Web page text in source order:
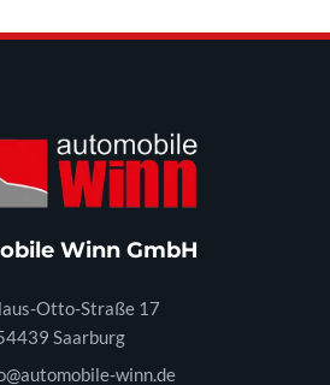
Winn GmbH
Otto-Straße 17
Saarburg
winn.de